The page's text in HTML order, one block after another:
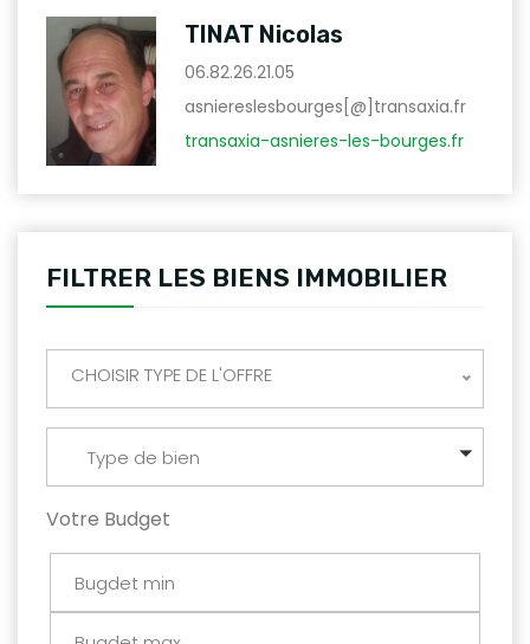
TINAT Nicolas
06.82.26.21.05
asniereslesbourges[@]transaxia.fr
transaxia-asnieres-les-bourges.fr
FILTRER LES BIENS IMMOBILIER
CHOISIR TYPE DE L'OFFRE
Type de bien
Votre Budget